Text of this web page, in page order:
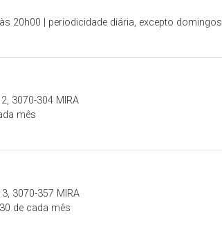
20h00 | periodicidade diária, excepto domingos
3070-304 MIRA
mês
3070-357 MIRA
de cada mês